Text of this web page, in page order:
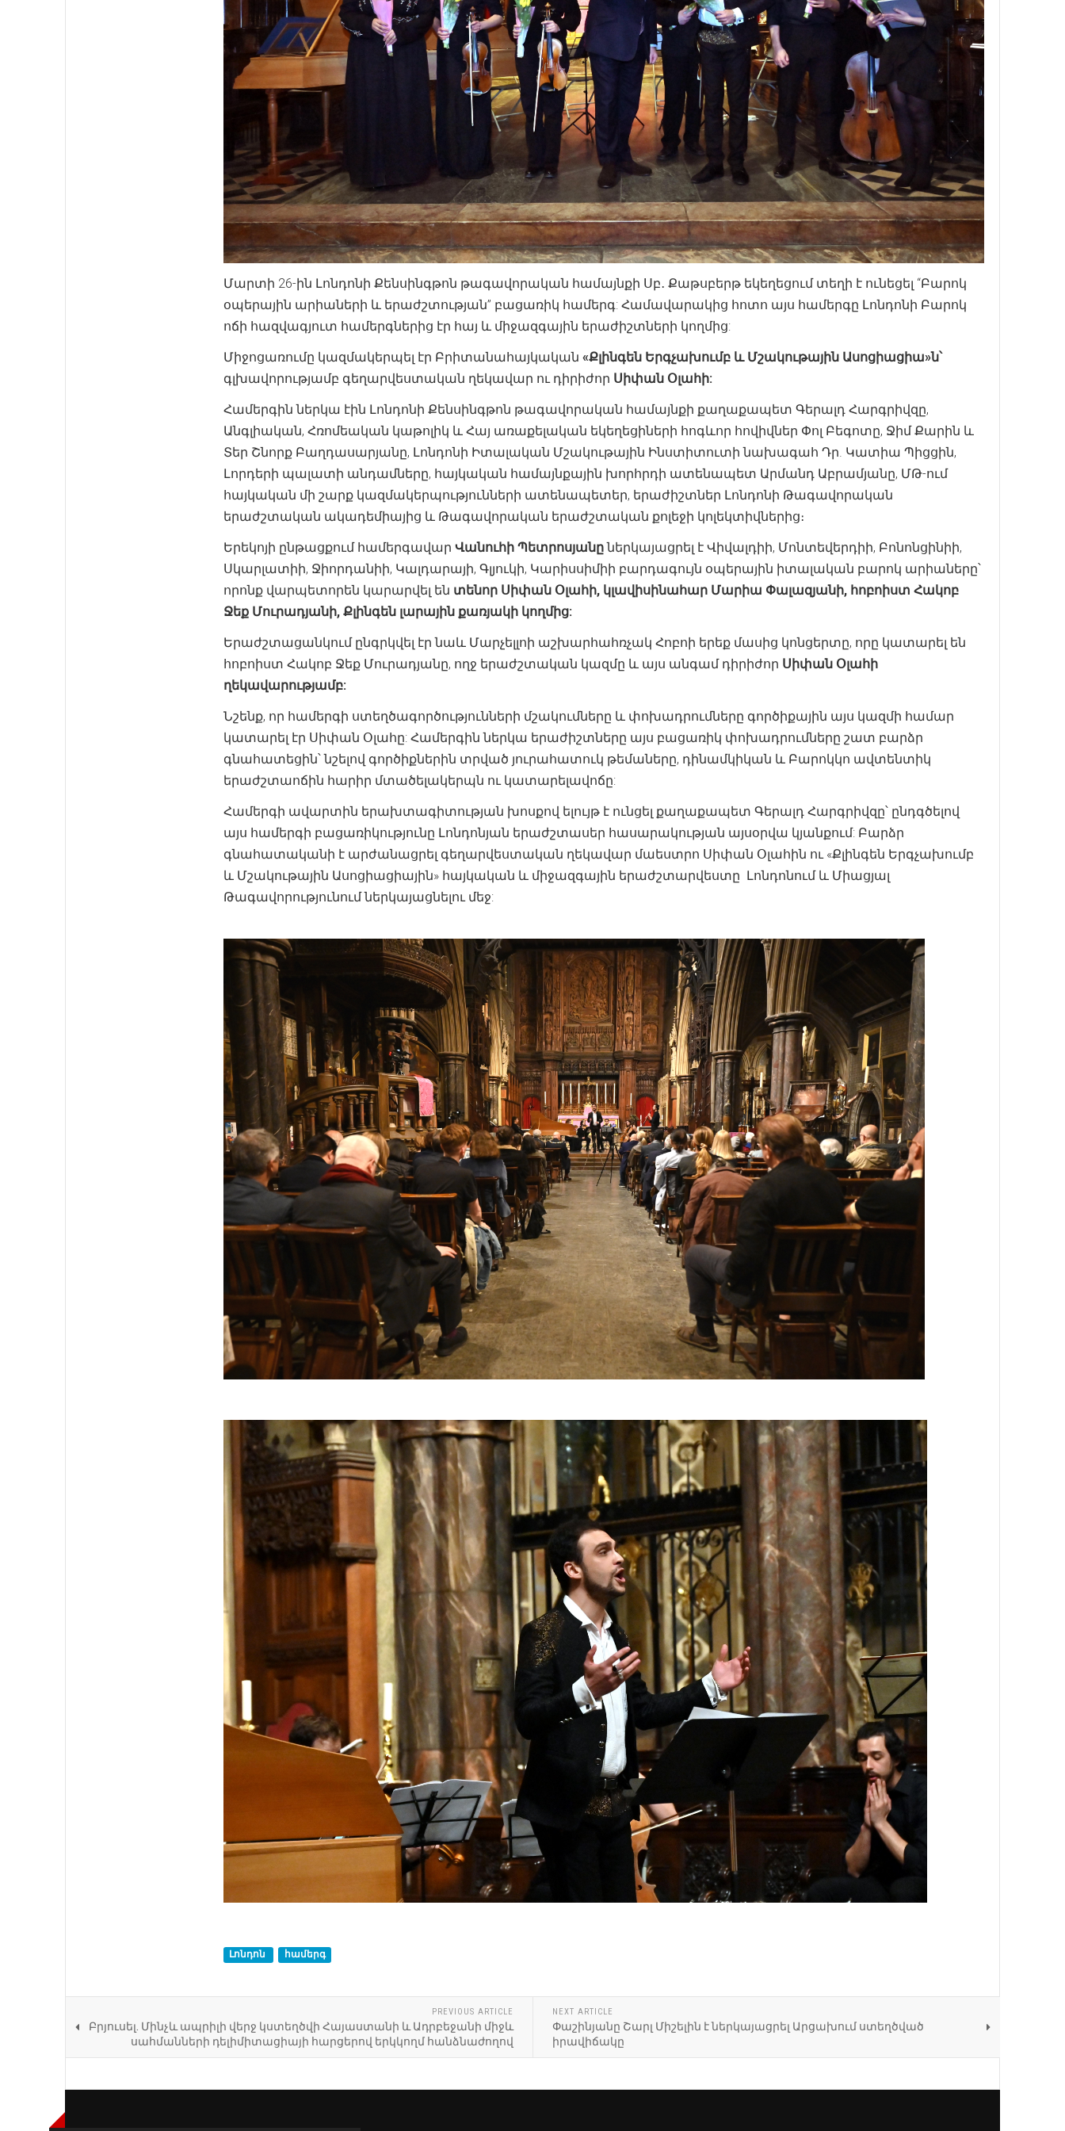
Մարտի 26-ին Լոնդոնի Քենսինգթոն թագավորական համայնքի Սբ․ Քաթսբերթ եկեղեցում տեղի է ունեցել “Բարոկ
օպերային արիաների և երաժշտության” բացառիկ համերգ: Համավարակից հոտո այս համերգը Լոնդոնի Բարոկ
ոճի հազվագյուտ համերգներից էր հայ և միջազգային երաժիշտների կողմից:
Միջոցառումը կազմակերպել էր Բրիտանահայկական «Քլինգեն Երգչախումբ և Մշակութային Ասոցիացիա»ն՝
գլխավորությամբ գեղարվեստական ղեկավար ու դիրիժոր Սիփան Օլահի:
Համերգին ներկա էին Լոնդոնի Քենսինգթոն թագավորական համայնքի քաղաքապետ Գերալդ Հարգրիվզը,
Անգլիական, Հռոմեական կաթոլիկ և Հայ առաքելական եկեղեցիների հոգևոր հովիվներ Փոլ Բեգոտը, Ջիմ Քարին և
Տեր Շնորք Բաղդասարյանը, Լոնդոնի Իտալական Մշակութային Ինստիտուտի նախագահ Դր. Կատիա Պիցցին,
Լորդերի պալատի անդամները, հայկական համայնքային խորհրդի ատենապետ Արմանդ Աբրամյանը, ՄԹ-ում
հայկական մի շարք կազմակերպությունների ատենապետեր, երաժիշտներ Լոնդոնի Թագավորական
երաժշտական ակադեմիայից և Թագավորական երաժշտական քոլեջի կոլեկտիվներից։
Երեկոյի ընթացքում համերգավար Վանուհի Պետրոսյանըներկայացրել է Վիվալդիի, Մոնտեվերդիի, Բոնոնցինիի,
Սկարլատիի, Ջիորդանիի, Կալդարայի, Գլյուկի, Կարիսսիմիի բարդագույն օպերային իտալական բարոկ արիաները՝
որոնք վարպետորեն կարարվել են տենոր Սիփան Օլահի, կլավիսինահար Մարիա Փալազյանի, հոբոիստ Հակոբ
Ջեք Մուրադյանի, Քլինգեն լարային քառյակի կողմից:
Երաժշտացանկում ընգրկվել էր նաև Մարչելլոի աշխարհահռչակ Հոբոի երեք մասից կոնցերտը, որը կատարել են
հոբոիստ Հակոբ Ջեք Մուրադյանը, ողջ երաժշտական կազմը և այս անգամ դիրիժոր Սիփան Օլահի
ղեկավարությամբ:
Նշենք, որ համերգի ստեղծագործությունների մշակումները և փոխադրումները գործիքային այս կազմի համար
կատարել էր Սիփան Օլահը: Համերգին ներկա երաժիշտները այս բացառիկ փոխադրումները շատ բարձր
գնահատեցին՝ նշելով գործիքներին տրված յուրահատուկ թեմաները, դինամկիկան և Բարոկկո ավտենտիկ
երաժշտաոճին հարիր մտածելակերպն ու կատարելավոճը:
Համերգի ավարտին երախտագիտության խոսքով ելույթ է ունցել քաղաքապետ Գերալդ Հարգրիվզը՝ ընդգծելով
այս համերգի բացառիկությունը Լոնդոնյան երաժշտասեր հասարակության այսօրվա կյանքում: Բարձր
գնահատականի է արժանացրել գեղարվեստական ղեկավար մաեստրո Սիփան Օլահին ու «Քլինգեն Երգչախումբ
և Մշակութային Ասոցիացիային» հայկական և միջազգային երաժշտարվեստը Լոնդոնում և Միացյալ
Թագավորությունում ներկայացնելու մեջ:
Լոնդոն համերգ
PREVIOUS ARTICLE
Բրյուսել. Մինչև ապրիլի վերջ կստեղծվի Հայաստանի և Ադրբեջանի միջև
սահմանների դելիմիտացիայի հարցերով երկկողմ հանձնաժողով
NEXT ARTICLE
Փաշինյանը Շարլ Միշելին է ներկայացրել Արցախում ստեղծված
իրավիճակը